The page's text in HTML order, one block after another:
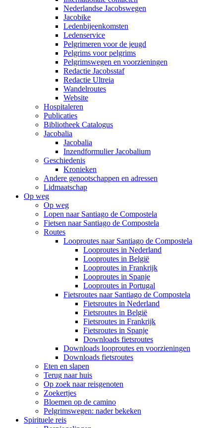
Nederlandse Jacobswegen
Jacobike
Ledenbijeenkomsten
Ledenservice
Pelgrimeren voor de jeugd
Pelgrims voor pelgrims
Pelgrimswegen en voorzieningen
Redactie Jacobsstaf
Redactie Ultreia
Wandelroutes
Website
Hospitaleren
Publicaties
Bibliotheek Catalogus
Jacobalia
Jacobalia
Inzendformulier Jacobalium
Geschiedenis
Kronieken
Andere genootschappen en adressen
Lidmaatschap
Op weg
Op weg
Lopen naar Santiago de Compostela
Fietsen naar Santiago de Compostela
Routes
Looproutes naar Santiago de Compostela
Looproutes in Nederland
Looproutes in België
Looproutes in Frankrijk
Looproutes in Spanje
Looproutes in Portugal
Fietsroutes naar Santiago de Compostela
Fietsroutes in Nederland
Fietsroutes in België
Fietsroutes in Frankrijk
Fietsroutes in Spanje
Downloads fietsroutes
Downloads looproutes en voorzieningen
Downloads fietsroutes
Eten en slapen
Terug naar huis
Op zoek naar reisgenoten
Zoekertjes
Bloemen op de camino
Pelgrimswegen: nader bekeken
Spirituele reis